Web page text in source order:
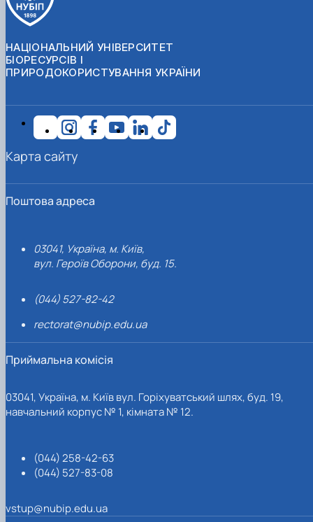
НАЦІОНАЛЬНИЙ УНІВЕРСИТЕТ
БІОРЕСУРСІВ І
ПРИРОДОКОРИСТУВАННЯ УКРАЇНИ
Поштова адреса
03041, Україна, м. Київ,
вул. Героїв Оборони, буд. 15.
(044) 527-82-42
rectorat@nubip.edu.ua
Приймальна комісія
03041, Україна, м. Київ вул. Горіхуватський шлях, буд. 19,
навчальний корпус № 1, кімната № 12.
(044) 258-42-63
(044) 527-83-08
vstup@nubip.edu.ua
Карта сайту